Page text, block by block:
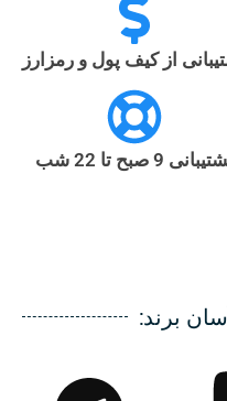
از کیف پول و رمزارز
9 صبح تا 22 شب
برند: